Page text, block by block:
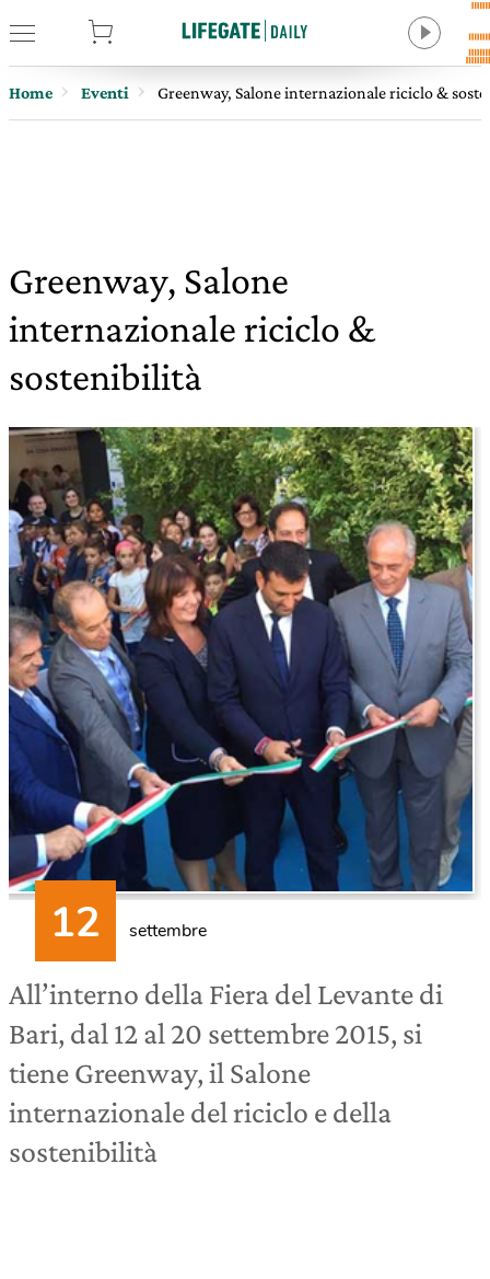
Home Eventi Greenway, Salone internazionale riciclo &
Greenway, Salone
internazionale riciclo &
sostenibilità
settembre
All’interno della Fiera del Levante di
Bari, dal 12 al 20 settembre 2015, si
tiene Greenway, il Salone
internazionale del riciclo e della
sostenibilità